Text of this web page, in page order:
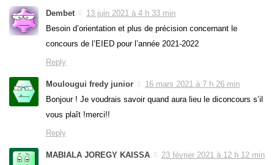
Dembet
13 juin 2021 à 4 h 33 min
Besoin d’orientation et plus de précision concernant le
concours de l’EIED pour l’année 2021-2022
Reply
Moulougui fredy junior
16 mars 2021 à 7 h 26 min
Bonjour ! Je voudrais savoir quand aura lieu le diconcours s’il
vous plaît !merci!!
Reply
MABIALA JOREGY KAISSA 23 février 2021 à 12 h 12 min